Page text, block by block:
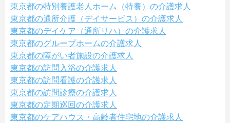
東京都の特別養護老人ホーム（特養）の介護求人
東京都の通所介護（デイサービス）の介護求人
東京都のデイケア（通所リハ）の介護求人
東京都のグループホームの介護求人
東京都の障がい者施設の介護求人
東京都の訪問入浴の介護求人
東京都の訪問看護の介護求人
東京都の訪問診療の介護求人
東京都の定期巡回の介護求人
東京都のケアハウス・高齢者住宅地の介護求人